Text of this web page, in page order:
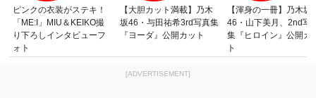
ピンクの衣装がステキ！
「ME:I」MIU＆KEIKO撮
り下ろしインタビューフ
ォト
【大胆カット満載】乃木
坂46・与田祐希3rd写真集
『ヨーダ』公開カット
【渾身の一冊】乃木坂
46・山下美月、2nd写
集『ヒロイン』公開カ
ト
[ADVERTISEMENT]